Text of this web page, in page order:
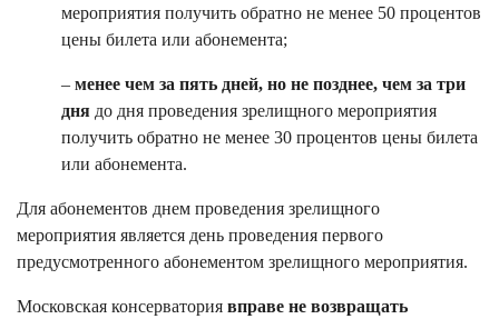
мероприятия получить обратно не менее 50 процентов
цены билета или абонемента;
– менее чем за пять дней, но не позднее, чем за три
дня до дня проведения зрелищного мероприятия
получить обратно не менее 30 процентов цены билета
или абонемента.
Для абонементов днем проведения зрелищного
мероприятия является день проведения первого
предусмотренного абонементом зрелищного мероприятия.
Московская консерватория вправе не возвращать